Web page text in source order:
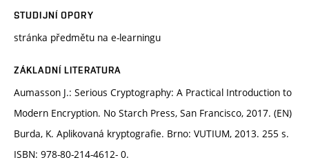
STUDIJNÍ OPORY
stránka předmětu na e-learningu
ZÁKLADNÍ LITERATURA
Aumasson J.: Serious Cryptography: A Practical Introduction to
Modern Encryption. No Starch Press, San Francisco, 2017. (EN)
Burda, K. Aplikovaná kryptografie. Brno: VUTIUM, 2013. 255 s.
ISBN: 978-80-214-4612- 0.